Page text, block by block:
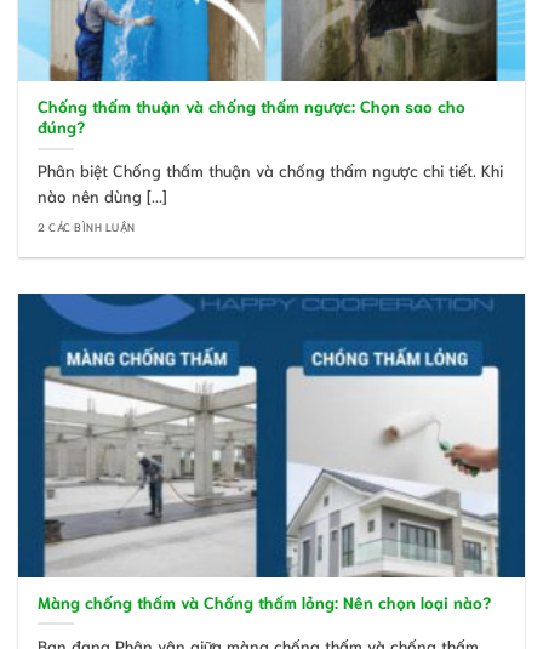
Chống thấm thuận và chống thấm ngược: Chọn sao cho
đúng?
Phân biệt Chống thấm thuận và chống thấm ngược chi tiết. Khi
nào nên dùng [...]
2 CÁC BÌNH LUẬN
Màng chống thấm và Chống thấm lỏng: Nên chọn loại nào?